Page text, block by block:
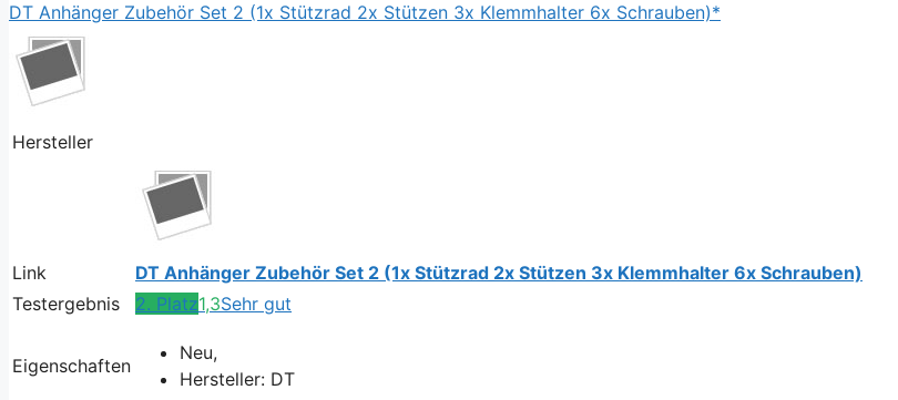
DT Anhänger Zubehör Set 2 (1x Stützrad 2x Stützen 3x Klemmhalter 6x Schrauben)*
Hersteller
Link
DT Anhänger Zubehör Set 2 (1x Stützrad 2x Stützen 3x Klemmhalter 6x Schrauben)
Testergebnis
2. Platz1,3Sehr gut
Eigenschaften
Neu,
Hersteller: DT